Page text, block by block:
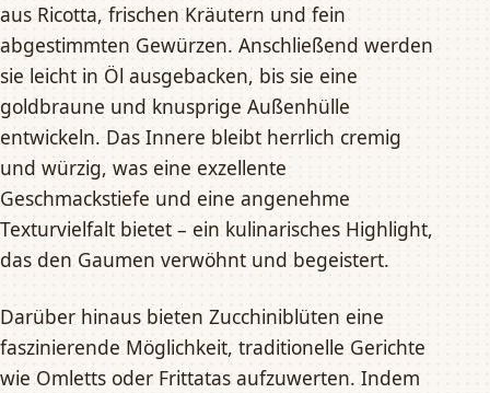
aus Ricotta, frischen Kräutern und fein
abgestimmten Gewürzen. Anschließend werden
sie leicht in Öl ausgebacken, bis sie eine
goldbraune und knusprige Außenhülle
entwickeln. Das Innere bleibt herrlich cremig
und würzig, was eine exzellente
Geschmackstiefe und eine angenehme
Texturvielfalt bietet – ein kulinarisches Highlight,
das den Gaumen verwöhnt und begeistert.
Darüber hinaus bieten Zucchiniblüten eine
faszinierende Möglichkeit, traditionelle Gerichte
wie Omletts oder Frittatas aufzuwerten. Indem